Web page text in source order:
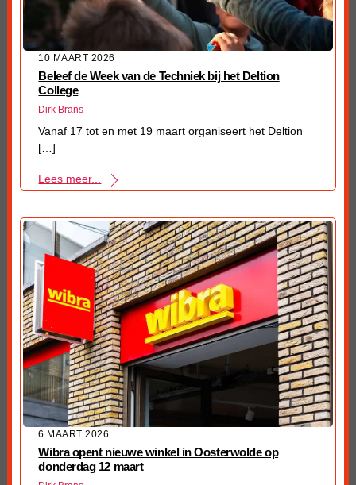
10 MAART 2026
Beleef de Week van de Techniek bij het Deltion
College
Dirk Brans
Vanaf 17 tot en met 19 maart organiseert het Deltion
[…]
Lees meer...
6 MAART 2026
Wibra opent nieuwe winkel in Oosterwolde op
donderdag 12 maart